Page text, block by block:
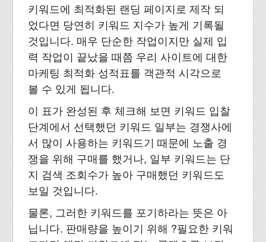
키워드에 최적화된 랜딩 페이지로 제작 되
었다면 당연히 키워드 지수가 높게 기록될
것입니다. 매우 단순한 작업이지만 실제 입
력 작업이 끝났을 때쯤 우리 사이트에 대한
마케팅 최적화 성적표를 객관적 시각으로
볼 수 있게 됩니다.
이 표가 완성된 후 체크해 보면 키워드 입찰
단계에서 선택했던 키워드 일부는 경쟁사에
서 많이 사용하는 키워드기 때문에 노출 경
쟁을 위해 구매를 했거나, 일부 키워드는 단
지 검색 조회수가 높아 구매했던 키워드도
보일 것입니다.
물론, 그러한 키워드를 포기하라는 뜻은 아
닙니다. 판매량을 높이기 위해 ?필요한 키워